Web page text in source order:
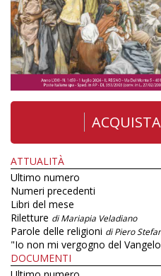
ATTUALITÀ
Ultimo numero
Numeri precedenti
Libri del mese
Riletture di Mariapia Veladiano
Parole delle religioni di Piero
"Io non mi vergogno del
DOCUMENTI